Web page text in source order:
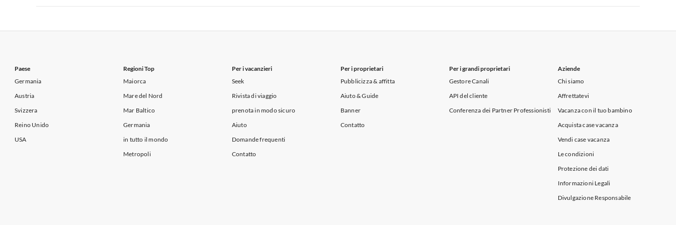
Appartamenti per Vacanze in Lago di Garda Appartamenti per Vacanze in Lago di Como
Paese
Germania
Austria
Svizzera
Reino Unido
USA
Regioni Top
Maiorca
Mare del Nord
Mar Baltico
Germania
in tutto il mondo
Metropoli
Per i vacanzieri
Seek
Rivista di viaggio
prenota in modo sicuro
Aiuto
Domande frequenti
Contatto
Per i proprietari
Pubblicizza & affitta
Aiuto & Guide
Banner
Contatto
Per i grandi proprietari
Gestore Canali
API del cliente
Conferenza dei Partner Professionisti
Aziende
Chi siamo
Affrettatevi
Vacanza con il tuo bambino
Acquista case vacanza
Vendi case vacanza
Le condizioni
Protezione dei dati
Informazioni Legali
Divulgazione Responsabile